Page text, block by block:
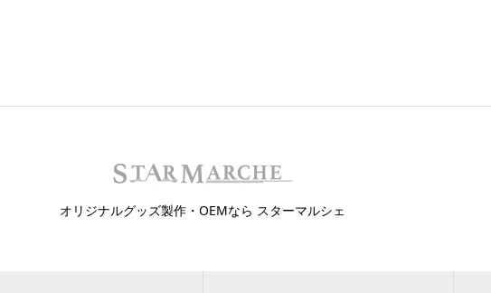
オリジナルグッズ製作・OEMなら スターマルシェ